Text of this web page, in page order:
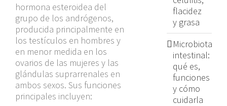
hormona esteroidea del
grupo de los andrógenos,
producida principalmente en
los testículos en hombres y
en menor medida en los
ovarios de las mujeres y las
glándulas suprarrenales en
ambos sexos. Sus funciones
principales incluyen:
flacidez
y grasa
Microbiota
intestinal:
qué es,
funciones
y cómo
cuidarla